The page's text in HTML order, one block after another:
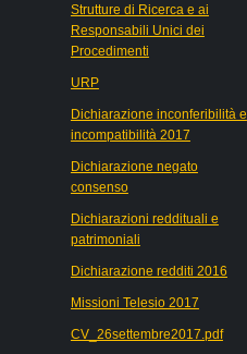
Strutture di Ricerca e ai
Responsabili Unici dei
Procedimenti
URP
Dichiarazione inconferibilità e
incompatibilità 2017
Dichiarazione negato
consenso
Dichiarazioni reddituali e
patrimoniali
Dichiarazione redditi 2016
Missioni Telesio 2017
CV_26settembre2017.pdf